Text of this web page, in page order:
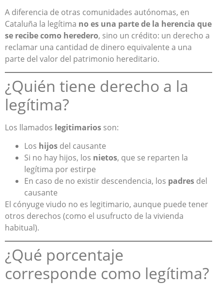
A diferencia de otras comunidades autónomas, en
Cataluña la legítima no es una parte de la herencia que
se recibe como heredero, sino un crédito: un derecho a
reclamar una cantidad de dinero equivalente a una
parte del valor del patrimonio hereditario.
¿Quién tiene derecho a la
legítima?
Los llamados legitimarios son:
Los hijos del causante
Si no hay hijos, los nietos, que se reparten la
legítima por estirpe
En caso de no existir descendencia, los padres del
causante
El cónyuge viudo no es legitimario, aunque puede tener
otros derechos (como el usufructo de la vivienda
habitual).
¿Qué porcentaje
corresponde como legítima?